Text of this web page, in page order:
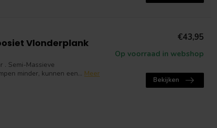
Vlonderplank
. Semi-Massieve
minder, kunnen een... Meer
€43,95
Op voorraad in webshop
Bekijken